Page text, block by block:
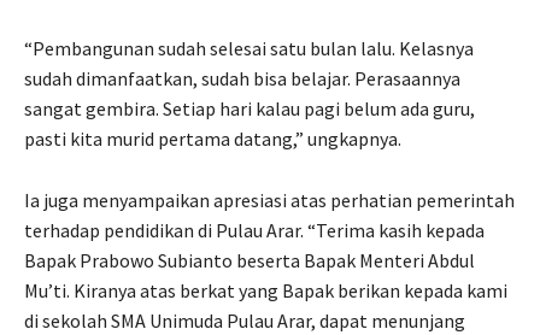
“Pembangunan sudah selesai satu bulan lalu. Kelasnya
sudah dimanfaatkan, sudah bisa belajar. Perasaannya
sangat gembira. Setiap hari kalau pagi belum ada guru,
pasti kita murid pertama datang,” ungkapnya.
Ia juga menyampaikan apresiasi atas perhatian pemerintah
terhadap pendidikan di Pulau Arar. “Terima kasih kepada
Bapak Prabowo Subianto beserta Bapak Menteri Abdul
Mu’ti. Kiranya atas berkat yang Bapak berikan kepada kami
di sekolah SMA Unimuda Pulau Arar, dapat menunjang